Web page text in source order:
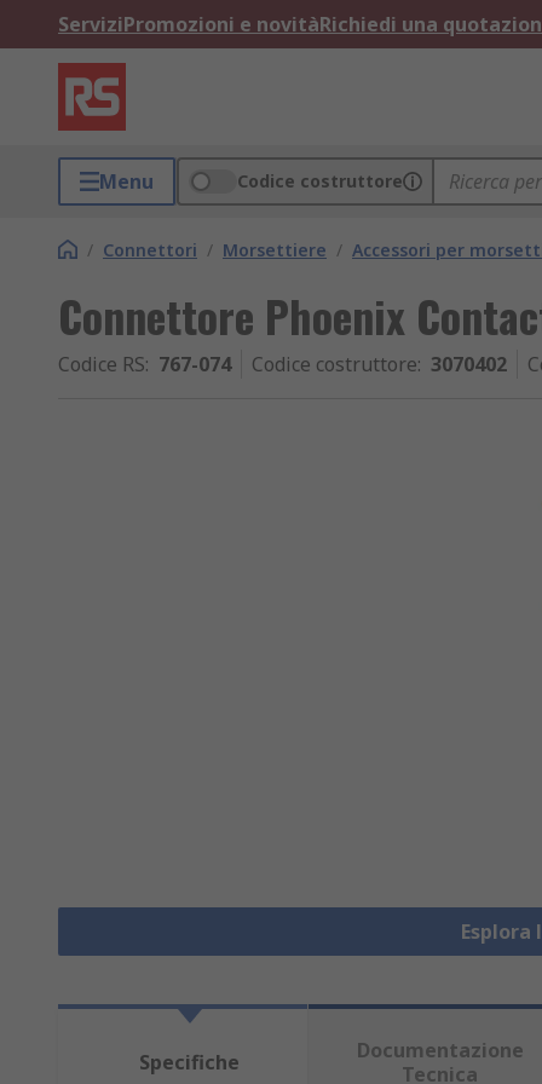
ServiziPromozioni e novitàRichiedi una
Menu Codice costruttore
/ Connettori / Morsettiere / Accessori per
Connettore Phoenix
Codice RS: 767-074 Codice costruttore: 3070402
Esplora
Specifiche
Documentazione
Tecnica